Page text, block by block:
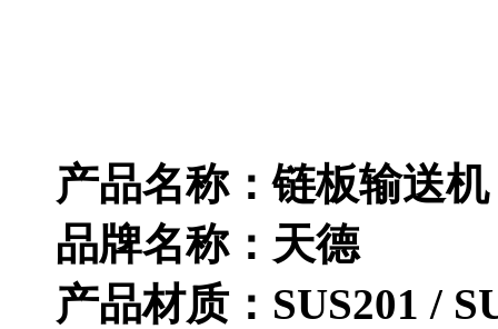
产品名称：链板输送机
品牌名称：天德
产品材质：SUS201 /